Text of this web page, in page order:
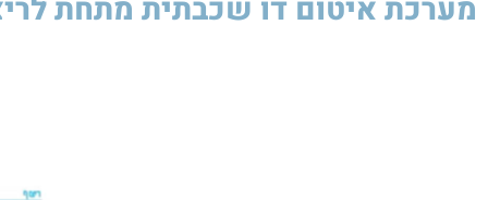
מערכת איטום דו שכבתית מתחת